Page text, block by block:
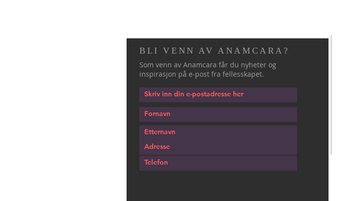
BLI VENN AV ANAMCARA?
Som venn av Anamcara får du nyheter og
inspirasjon på e-post fra fellesskapet.